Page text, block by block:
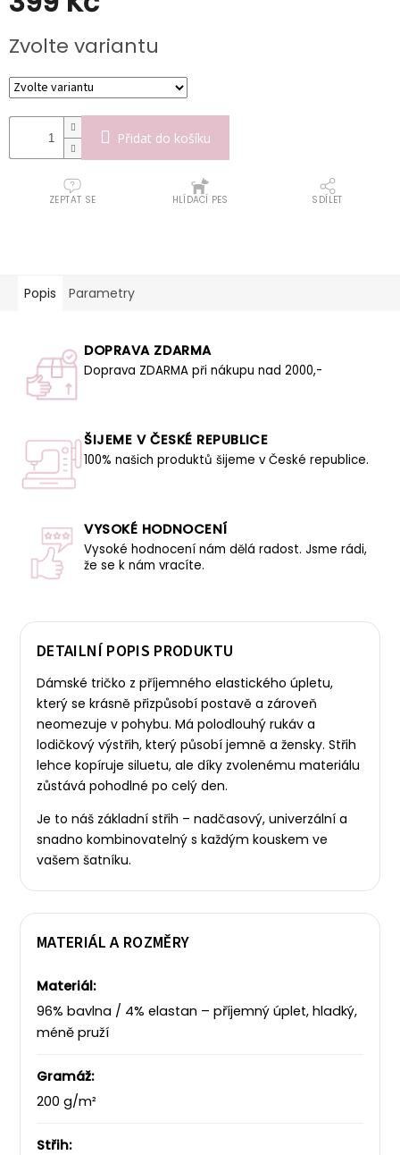
cena:
Zvolte variantu
Přidat do košíku
ZEPTAT SE HLÍDACÍ PES SDÍLET
Popis Parametry
DOPRAVA ZDARMA
Doprava ZDARMA při nákupu nad 2000,-
ŠIJEME V ČESKÉ REPUBLICE
100% našich produktů šijeme v České republice.
VYSOKÉ HODNOCENÍ
Vysoké hodnocení nám dělá radost. Jsme rádi,
že se k nám vracíte.
DETAILNÍ POPIS PRODUKTU
Dámské tričko z příjemného elastického úpletu,
který se krásně přizpůsobí postavě a zároveň
neomezuje v pohybu. Má polodlouhý rukáv a
lodičkový výstřih, který působí jemně a žensky. Střih
lehce kopíruje siluetu, ale díky zvolenému materiálu
zůstává pohodlné po celý den.
Je to náš základní střih – nadčasový, univerzální a
snadno kombinovatelný s každým kouskem ve
vašem šatníku.
MATERIÁL A ROZMĚRY
Materiál:
96% bavlna / 4% elastan – příjemný úplet, hladký,
méně pruží
Gramáž:
200 g/m²
Střih: